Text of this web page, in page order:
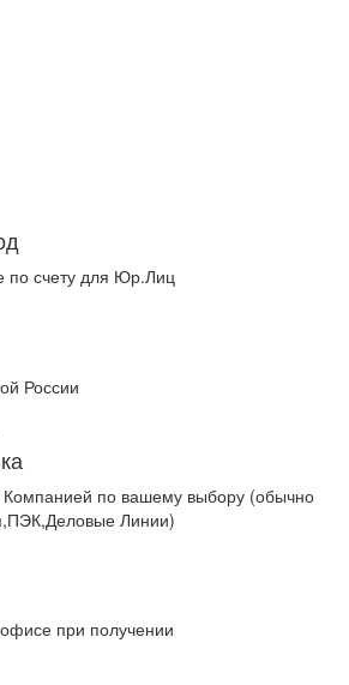
по счету для Юр.Лиц
России
Компанией по вашему выбору (обычно
Линии)
при получении